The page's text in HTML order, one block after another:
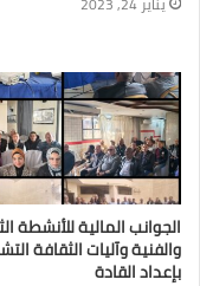
الجوانب المالية للأنشطة
والفنية وآليات الثقافة
بإعداد القادة